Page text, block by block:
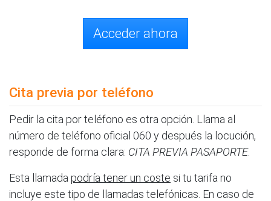
Acceder ahora
Cita previa por teléfono
Pedir la cita por teléfono es otra opción. Llama al
número de teléfono oficial 060 y después la locución,
responde de forma clara: CITA PREVIA PASAPORTE.
Esta llamada podría tener un coste si tu tarifa no
incluye este tipo de llamadas telefónicas. En caso de